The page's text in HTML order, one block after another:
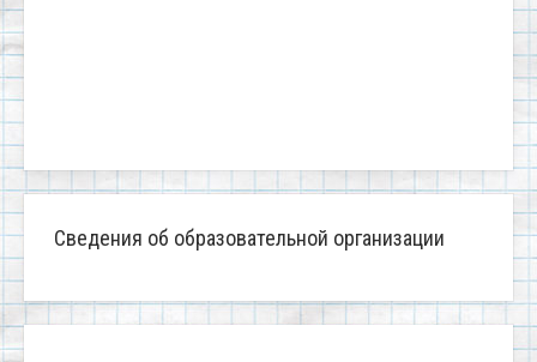
Сведения об образовательной организации